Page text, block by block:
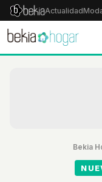
Actualidad
Bekia